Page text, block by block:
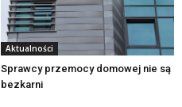
Aktualności
Sprawcy przemocy domowej nie są
bezkarni